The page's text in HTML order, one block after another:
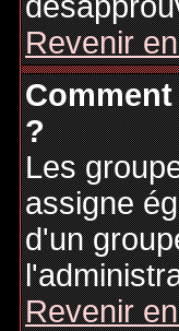
Revenir
?
Les
assigne
d'un
Revenir